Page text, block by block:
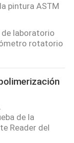
pintura ASTM
laboratorio
rotatorio
de la
Reader del